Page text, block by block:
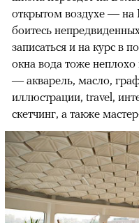
открытом воздухе —
боитесь
записаться и на курс в
окна вода тоже
— акварель, масло,
иллюстрации, travel,
скетчинг, а также